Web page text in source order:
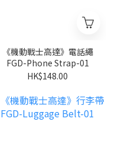
《機動戰士高達》電話繩
FGD-Phone Strap-01
HK$148.00